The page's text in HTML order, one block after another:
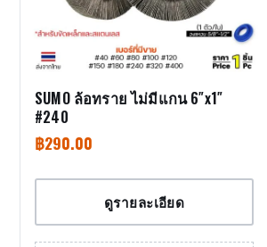
SUMO ล้อทราย ไม่มีแกน 6″x1″
#240
฿290.00
ดูรายละเอียด